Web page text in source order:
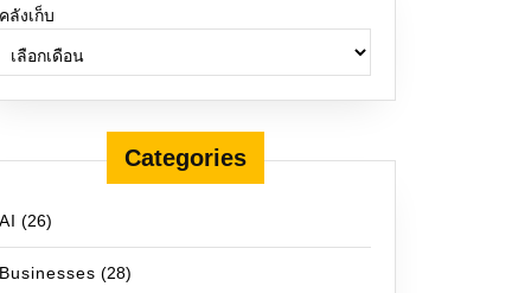
คลังเก็บ
Categories
AI (26)
Businesses (28)